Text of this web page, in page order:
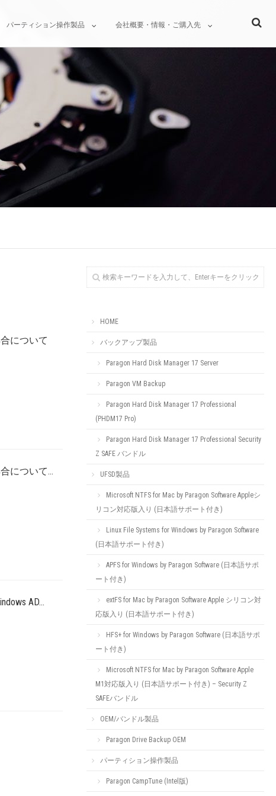
パーティション操作製品 会社概要・情報・ご購入先
について
について...
AD...
HOME
バックアップ製品
Paragon Hard Disk Manager 17 Server
Paragon VM Backup
Paragon Hard Disk Manager 17 Professional
(PHDM17 Pro)
Paragon Hard Disk Manager 17 Professional Security
Z SAFE バンドル
UFSD製品
Microsoft NTFS for Mac by Paragon Software Appleシ
リコン対応版入り (日本語サポート付き)
Linux File Systems for Windows by Paragon Software
(日本語サポート付き)
APFS for Windows by Paragon Software (日本語サポ
ート付き)
extFS for Mac by Paragon Software Apple シリコン対
応版入り (日本語サポート付き)
HFS+ for Windows by Paragon Software (日本語サポ
ート付き)
Microsoft NTFS for Mac by Paragon Software Apple
M1対応版入り (日本語サポート付き) – Security Z
SAFEバンドル
OEM/バンドル製品
Paragon Drive Backup OEM
パーティション操作製品
Paragon CampTune (Intel版)